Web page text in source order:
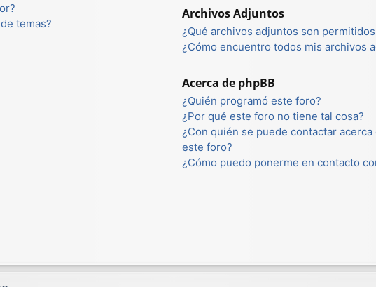
temas?
Archivos Adjuntos
¿Qué archivos adjuntos son
¿Cómo encuentro todos mis archivos
Acerca de phpBB
¿Quién programó este foro?
¿Por qué este foro no tiene tal cosa?
¿Con quién se puede contactar
este foro?
¿Cómo puedo ponerme en contacto